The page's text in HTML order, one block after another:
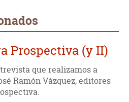
Prospectiva (y II)
que realizamos a
Ramón Vázquez, editores